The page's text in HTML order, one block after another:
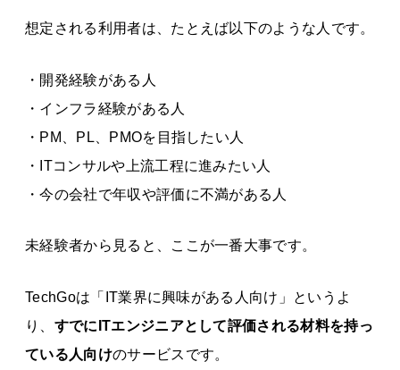
想定される利用者は、たとえば以下のような人です。
・開発経験がある人
・インフラ経験がある人
・PM、PL、PMOを目指したい人
・ITコンサルや上流工程に進みたい人
・今の会社で年収や評価に不満がある人
未経験者から見ると、ここが一番大事です。
TechGoは「IT業界に興味がある人向け」というよ
り、 すでにITエンジニアとして評価される材料を持っ
ている人向けのサービスです。